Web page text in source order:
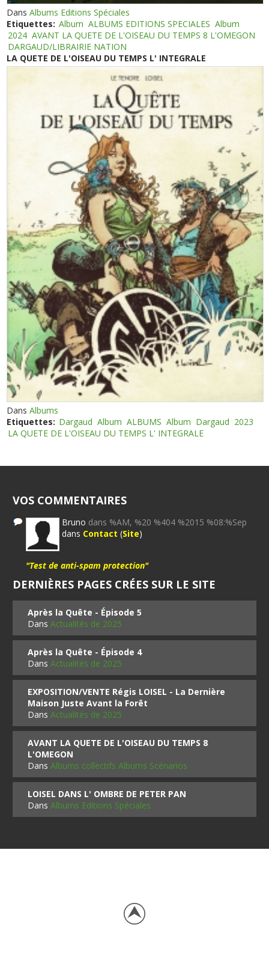
DansAlbums Editions Spéciales
Etiquettes: Album ALBUMS EDITIONS SPECIALES Album
2024 AVANT LA QUETE DE L'OISEAU DU TEMPS 8 L'OMEGON
DARGAUD/LIBRAIRIE NATION
LA QUETE DE L'OISEAU DU TEMPS L' INTEGRALE
DansAlbums
Etiquettes: Dargaud Album ALBUMS Album Dargaud 2023
LA QUETE DE L'OISEAU DU TEMPS L' INTEGRALE
VOS COMMENTAIRES
Bruno dans %AM, %20 %404 %2015 %08:%Sep
dans Contact (Site)
"Test de anti-spam protection"
DERNIÈRES PAGES CRÉES SUR LE SITE
Après la Quête - Épisode 5
DansActualités de 2025
Après la Quête - Épisode 4
DansActualités de 2025
EXPOSITION/VENTE Régis LOISEL - La Dernière
Maison Juste Avant la Forêt
DansActualités de 2025
AVANT LA QUETE DE L'OISEAU DU TEMPS 8
L'OMEGON
DansAlbums collectifs Albums Scénarios
LOISEL DANS L' OMBRE DE PETER PAN
DansAlbums Editions Spéciales